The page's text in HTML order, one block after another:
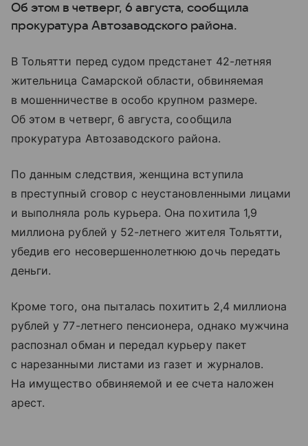
Об этом в четверг, 6 августа, сообщила
прокуратура Автозаводского района.
В Тольятти перед судом предстанет 42-летняя
жительница Самарской области, обвиняемая
в мошенничестве в особо крупном размере.
Об этом в четверг, 6 августа, сообщила
прокуратура Автозаводского района.
По данным следствия, женщина вступила
в преступный сговор с неустановленными лицами
и выполняла роль курьера. Она похитила 1,9
миллиона рублей у 52-летнего жителя Тольятти,
убедив его несовершеннолетнюю дочь передать
деньги.
Кроме того, она пыталась похитить 2,4 миллиона
рублей у 77-летнего пенсионера, однако мужчина
распознал обман и передал курьеру пакет
с нарезанными листами из газет и журналов.
На имущество обвиняемой и ее счета наложен
арест.